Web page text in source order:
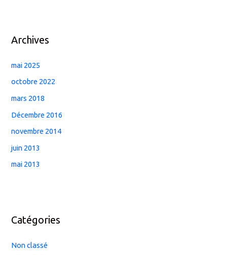
Archives
mai 2025
octobre 2022
mars 2018
Décembre 2016
novembre 2014
juin 2013
mai 2013
Catégories
Non classé